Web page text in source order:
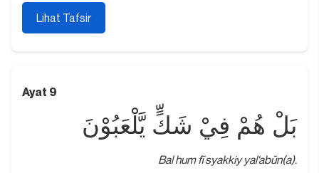
Lihat Tafsir
Ayat 9
بَلْ هُمْ فِيْ شَكٍّ يَّلْعَبُوْنَ
Bal hum fī syakkiy yal‘abūn(a).